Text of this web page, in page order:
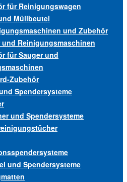
für Reinigungswagen
Müllbeutel
und Zubehör
und Reinigungsmaschinen
für Sauger und
Zubehör
Spendersysteme
und Spendersysteme
und Spendersysteme